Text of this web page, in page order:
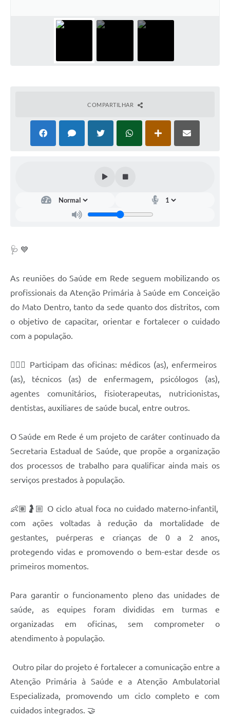
Notificações de Penalidades – Decisões
Notificações Obras e Posturas
Audiências Públicas
Contas Públicas
Serviços Online
Telefones Úteis
COMPARTILHAR
🩺 💙
As reuniões do Saúde em Rede seguem mobilizando os
profissionais da Atenção Primária à Saúde em Conceição
do Mato Dentro, tanto da sede quanto dos distritos, com
o objetivo de capacitar, orientar e fortalecer o cuidado
com a população.
👩🏽‍⚕️ Participam das oficinas: médicos (as), enfermeiros
(as), técnicos (as) de enfermagem, psicólogos (as),
agentes comunitários, fisioterapeutas, nutricionistas,
dentistas, auxiliares de saúde bucal, entre outros.
O Saúde em Rede é um projeto de caráter continuado da
Secretaria Estadual de Saúde, que propõe a organização
dos processos de trabalho para qualificar ainda mais os
serviços prestados à população.
👶🏽🤰🏼 O ciclo atual foca no cuidado materno-infantil,
com ações voltadas à redução da mortalidade de
gestantes, puérperas e crianças de 0 a 2 anos,
protegendo vidas e promovendo o bem-estar desde os
primeiros momentos.
Para garantir o funcionamento pleno das unidades de
saúde, as equipes foram divididas em turmas e
organizadas em oficinas, sem comprometer o
atendimento à população.
Outro pilar do projeto é fortalecer a comunicação entre a
Atenção Primária à Saúde e a Atenção Ambulatorial
Especializada, promovendo um ciclo completo e com
cuidados integrados. 🤝